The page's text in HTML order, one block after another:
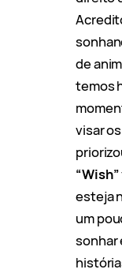
de
temos
visar
“Wish”
esteja
um
sonhar